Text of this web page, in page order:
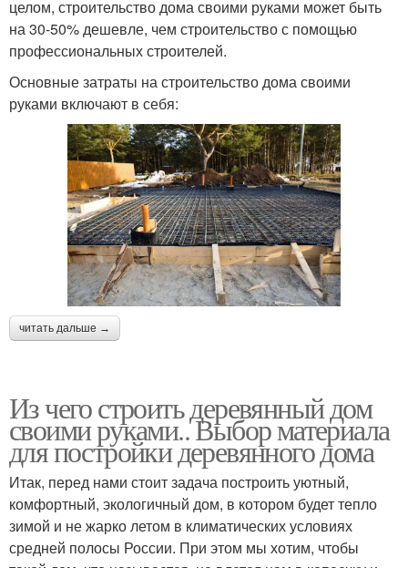
целом, строительство дома своими руками может быть
на 30-50% дешевле, чем строительство с помощью
профессиональных строителей.
Основные затраты на строительство дома своими
руками включают в себя:
читать дальше →
Из чего строить деревянный дом
своими руками.. Выбор материала
для постройки деревянного дома
Итак, перед нами стоит задача построить уютный,
комфортный, экологичный дом, в котором будет тепло
зимой и не жарко летом в климатических условиях
средней полосы России. При этом мы хотим, чтобы